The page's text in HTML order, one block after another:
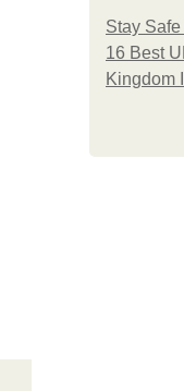
Stay
16 Best
Kingdom